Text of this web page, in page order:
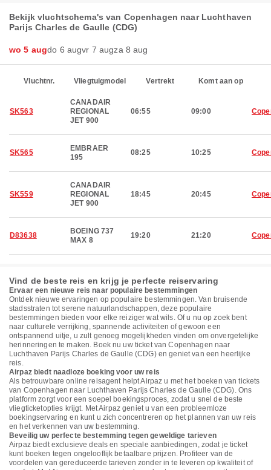
Bekijk vluchtschema's van Copenhagen naar Luchthaven
Parijs Charles de Gaulle (CDG)
wo 5 augdo 6 augvr 7 augza 8 aug
Vluchtnr. Vliegtuigmodel Vertrekt Komt aan op
SK563
CANADAIR
REGIONAL
JET 900
06:55 09:00
SK565
EMBRAER
195
08:25 10:25
SK559
CANADAIR
REGIONAL
JET 900
18:45 20:45
D83638
BOEING 737
MAX 8
19:20 21:20
Vind de beste reis en krijg je perfecte reiservaring
Ervaar een nieuwe reis naar populaire bestemmingen
Ontdek nieuwe ervaringen op populaire bestemmingen. Van bruisende
stadsstraten tot serene natuurlandschappen, deze populaire
bestemmingen bieden voor elke reiziger wat wils. Of u nu op zoek bent
naar culturele verrijking, spannende activiteiten of gewoon een
ontspannend uitje, u zult genoeg mogelijkheden vinden om onvergetelijke
herinneringen te maken. Boek nu uw ticket van Copenhagen naar
Luchthaven Parijs Charles de Gaulle (CDG) en geniet van een heerlijke
reis.
Airpaz biedt naadloze boeking voor uw reis
Als betrouwbare online reisagent helpt Airpaz u met het boeken van tickets
van Copenhagen naar Luchthaven Parijs Charles de Gaulle (CDG). Ons
platform zorgt voor een soepel boekingsproces, zodat u snel de beste
vliegticketopties krijgt. Met Airpaz geniet u van een probleemloze
boekingservaring en kunt u zich concentreren op het plannen van uw reis
en het verkennen van uw bestemming.
Beveilig uw perfecte bestemming tegen geweldige tarieven
Airpaz biedt exclusieve deals en speciale aanbiedingen, zodat je ticket
kunt boeken tegen ongelooflijk betaalbare prijzen. Profiteer van de
voordelen van gereduceerde tarieven zonder in te leveren op kwaliteit of